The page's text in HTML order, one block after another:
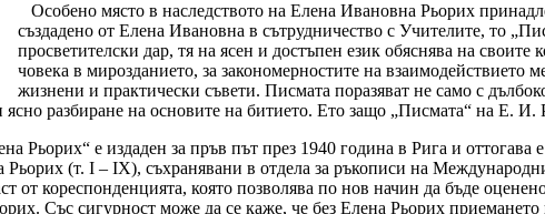
Особено място в наследството на Елена Ивановна Рьорих
създадено от Елена Ивановна в сътрудничество с Учителите, то
просветителски дар, тя на ясен и достъпен език обяснява на
човека в мирозданието, за закономерностите на взаимодействието
жизнени и практически съвети. Писмата поразяват не само с
разбиране на основите на битието. Ето защо „Писмата“ на Е.
Рьорих“ е издаден за пръв път през 1940 година в Рига и
Рьорих (т. I – IX), съхранявани в отдела за ръкописи на
от кореспонденцията, която позволява по нов начин да бъде
Със сигурност може да се каже, че без Елена Рьорих